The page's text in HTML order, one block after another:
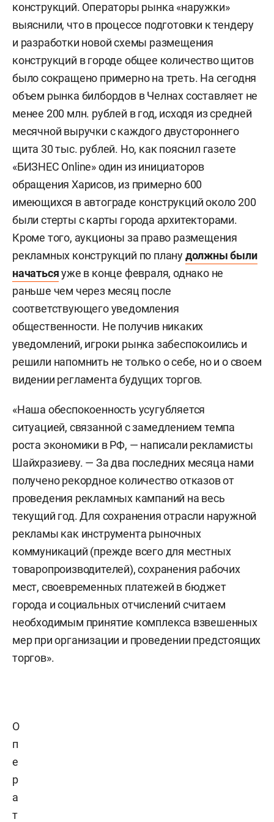
конструкций. Операторы рынка «наружки»
выяснили, что в процессе подготовки к тендеру
и разработки новой схемы размещения
конструкций в городе общее количество щитов
было сокращено примерно на треть. На сегодня
объем рынка билбордов в Челнах составляет не
менее 200 млн. рублей в год, исходя из средней
месячной выручки с каждого двустороннего
щита 30 тыс. рублей. Но, как пояснил газете
«БИЗНЕС Online» один из инициаторов
обращения Харисов, из примерно 600
имеющихся в автограде конструкций около 200
были стерты с карты города архитекторами.
Кроме того, аукционы за право размещения
рекламных конструкций по планудолжны были
начатьсяуже в конце февраля, однако не
раньше чем через месяц после
соответствующего уведомления
общественности. Не получив никаких
уведомлений, игроки рынка забеспокоились и
решили напомнить не только о себе, но и о своем
видении регламента будущих торгов.
«Наша обеспокоенность усугубляется
ситуацией, связанной с замедлением темпа
роста экономики в РФ, — написали рекламисты
Шайхразиеву. — За два последних месяца нами
получено рекордное количество отказов от
проведения рекламных кампаний на весь
текущий год. Для сохранения отрасли наружной
рекламы как инструмента рыночных
коммуникаций (прежде всего для местных
товаропроизводителей), сохранения рабочих
мест, своевременных платежей в бюджет
города и социальных отчислений считаем
необходимым принятие комплекса взвешенных
мер при организации и проведении предстоящих
торгов».
О
п
е
р
а
т